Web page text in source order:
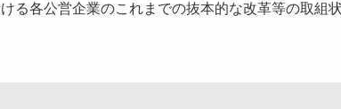
る各公営企業のこれまでの抜本的な改革等の取組